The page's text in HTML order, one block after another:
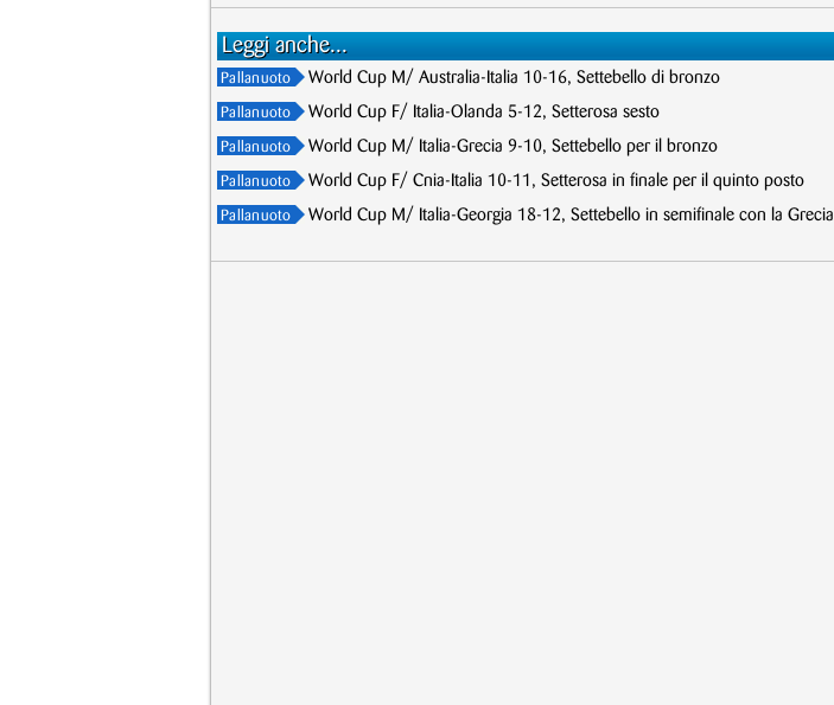
Leggi anche...
Pallanuoto World Cup M/ Australia-Italia 10-16, Settebello di bronzo
Pallanuoto World Cup F/ Italia-Olanda 5-12, Setterosa sesto
Pallanuoto World Cup M/ Italia-Grecia 9-10, Settebello per il bronzo
Pallanuoto World Cup F/ Cnia-Italia 10-11, Setterosa in finale per il quinto posto
Pallanuoto World Cup M/ Italia-Georgia 18-12, Settebello in semifinale con la Grecia